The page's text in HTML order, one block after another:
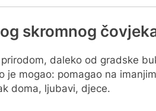
skromnog
daleko od gradske
je mogao: pomagao na
doma, ljubavi, djece.